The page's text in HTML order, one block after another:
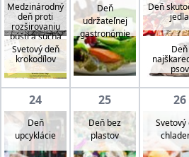
Medzinárodný
deň proti
rozširovaniu
púští a sucha
Svetový deň
krokodílov
Deň
udržateľnej
gastronómie
Deň
jedla
Deň
psov
24
Deň
upcyklácie
25
Deň bez
plastov
26
Svetový